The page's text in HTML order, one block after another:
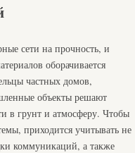
сети на прочность, и
оборачивается
частных домов,
объекты решают
в грунт и атмосферу. Чтобы
приходится учитывать не
коммуникаций, а также